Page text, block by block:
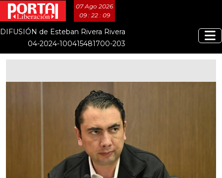
07 Ago 2026
09 : 22 : 09
DIFUSIÓN de Esteban Rivera Rivera
04-2024-100415481700-203